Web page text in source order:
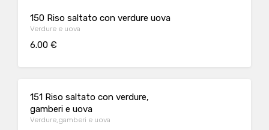
150 Riso saltato con verdure uova
Verdure e uova
6.00 €
151 Riso saltato con verdure,
gamberi e uova
Verdure,gamberi e uova